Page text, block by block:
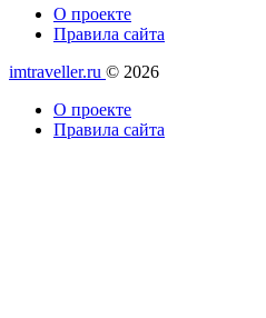
О проекте
Правила сайта
imtraveller.ru © 2026
О проекте
Правила сайта